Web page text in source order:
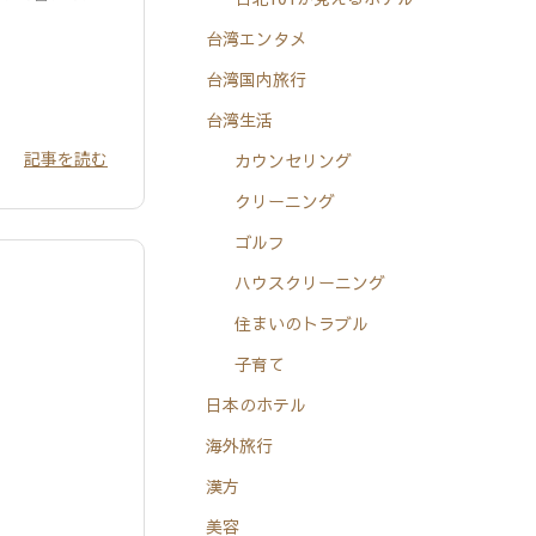
記事を読む
台湾エンタメ
台湾国内旅行
台湾生活
カウンセリング
クリーニング
ゴルフ
ハウスクリーニング
住まいのトラブル
子育て
日本のホテル
海外旅行
漢方
美容